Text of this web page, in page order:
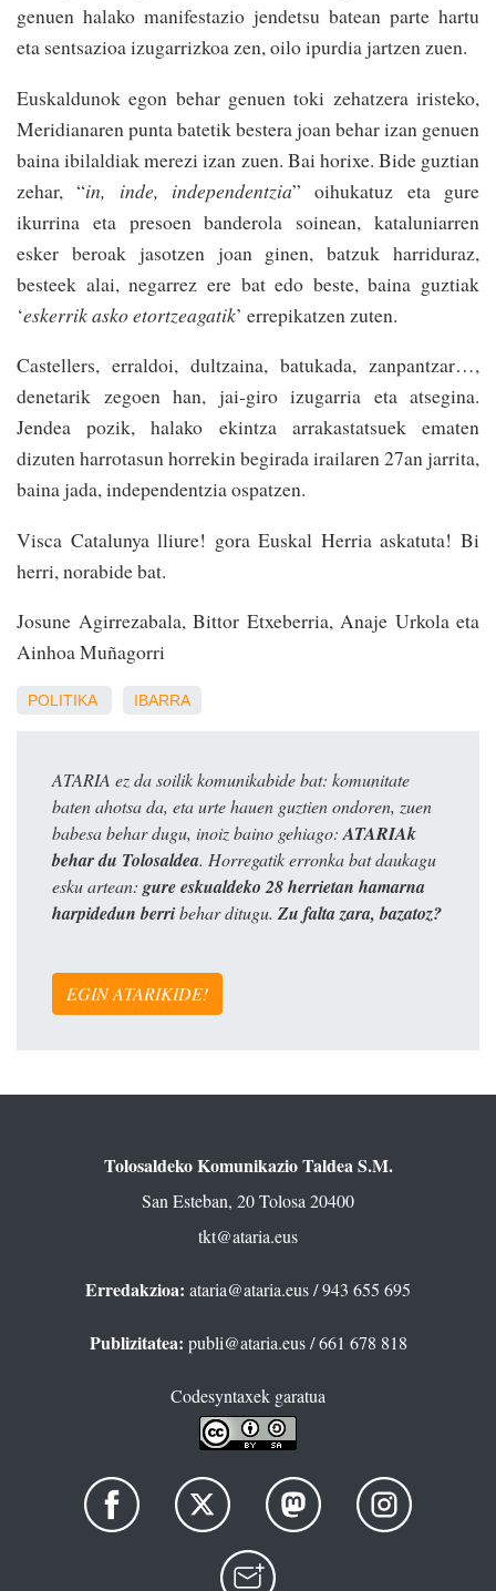
genuen halako manifestazio jendetsu batean parte hartu
eta sentsazioa izugarrizkoa zen, oilo ipurdia jartzen zuen.
Euskaldunok egon behar genuen toki zehatzera iristeko,
Meridianaren punta batetik bestera joan behar izan genuen
baina ibilaldiak merezi izan zuen. Bai horixe. Bide guztian
zehar, “in, inde, independentzia” oihukatuz eta gure
ikurrina eta presoen banderola soinean, kataluniarren
esker beroak jasotzen joan ginen, batzuk harriduraz,
besteek alai, negarrez ere bat edo beste, baina guztiak
‘eskerrik asko etortzeagatik’ errepikatzen zuten.
Castellers, erraldoi, dultzaina, batukada, zanpantzar…,
denetarik zegoen han, jai-giro izugarria eta atsegina.
Jendea pozik, halako ekintza arrakastatsuek ematen
dizuten harrotasun horrekin begirada irailaren 27an jarrita,
baina jada, independentzia ospatzen.
Visca Catalunya lliure! gora Euskal Herria askatuta! Bi
herri, norabide bat.
Josune Agirrezabala, Bittor Etxeberria, Anaje Urkola eta
Ainhoa Muñagorri
POLITIKA IBARRA
ATARIA ez da soilik komunikabide bat: komunitate
baten ahotsa da, eta urte hauen guztien ondoren, zuen
babesa behar dugu, inoiz baino gehiago: ATARIAk
behar du Tolosaldea. Horregatik erronka bat daukagu
esku artean: gure eskualdeko 28 herrietan hamarna
harpidedun berribehar ditugu. Zu falta zara, bazatoz?
EGIN ATARIKIDE!
Tolosaldeko Komunikazio Taldea S.M.
San Esteban, 20 Tolosa 20400
tkt@ataria.eus
Erredakzioa: ataria@ataria.eus/ 943 655 695
Publizitatea: publi@ataria.eus/ 661 678 818
Codesyntaxek garatua